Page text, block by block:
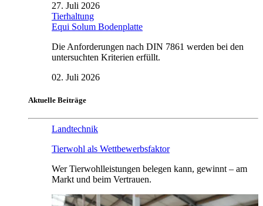
27. Juli 2026
Tierhaltung
Equi Solum Bodenplatte
Die Anforderungen nach DIN 7861 werden bei den
untersuchten Kriterien erfüllt.
02. Juli 2026
Aktuelle Beiträge
Landtechnik
Tierwohl als Wettbewerbsfaktor
Wer Tierwohlleistungen belegen kann, gewinnt – am
Markt und beim Vertrauen.